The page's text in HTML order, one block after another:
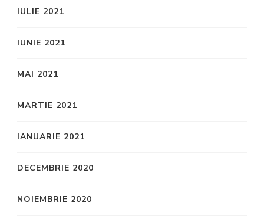
IULIE 2021
IUNIE 2021
MAI 2021
MARTIE 2021
IANUARIE 2021
DECEMBRIE 2020
NOIEMBRIE 2020